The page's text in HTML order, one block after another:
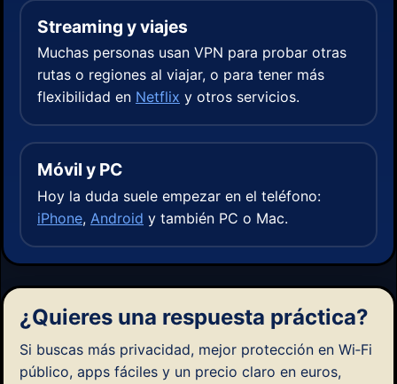
Streaming y viajes
Muchas personas usan VPN para probar otras
rutas o regiones al viajar, o para tener más
flexibilidad en Netflix y otros servicios.
Móvil y PC
Hoy la duda suele empezar en el teléfono:
iPhone, Android y también PC o Mac.
¿Quieres una respuesta práctica?
Si buscas más privacidad, mejor protección en Wi‑Fi
público, apps fáciles y un precio claro en euros,